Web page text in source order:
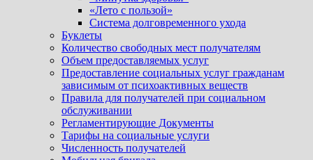
«Лето с пользой»
Система долговременного ухода
Буклеты
Количество свободных мест получателям
Объем предоставляемых услуг
Предоставление социальных услуг гражданам
зависимым от психоактивных веществ
Правила для получателей при социальном
обслуживании
Регламентирующие Документы
Тарифы на социальные услуги
Численность получателей